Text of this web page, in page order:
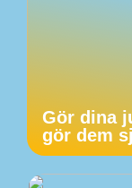
Gör dina
gör dem